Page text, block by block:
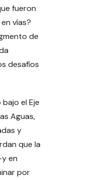
fueron
vías?
de
desafíos
el Eje
Aguas,
y
que la
en
por